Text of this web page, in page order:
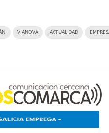
VIANOVA ACTUALIDAD